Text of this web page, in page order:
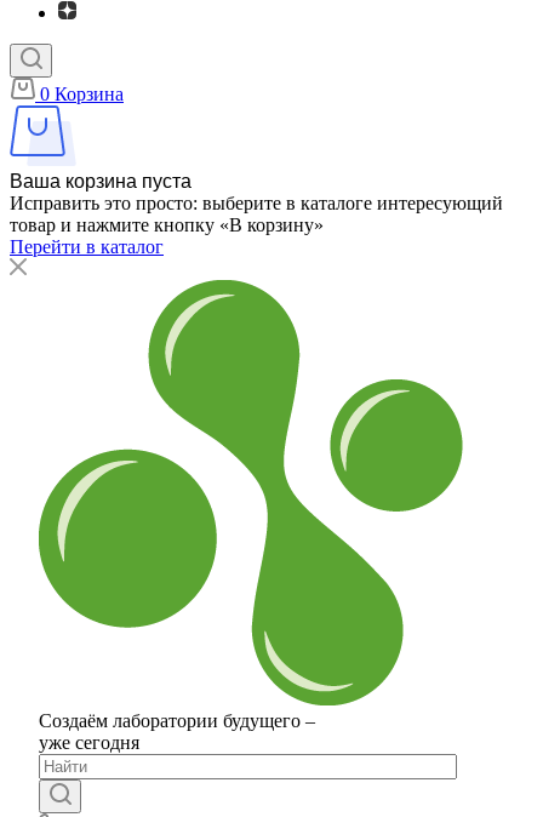
0 Корзина
Ваша корзина пуста
Исправить это просто: выберите в каталоге интересующий
товар и нажмите кнопку «В корзину»
Перейти в каталог
Создаём лаборатории будущего –
уже сегодня